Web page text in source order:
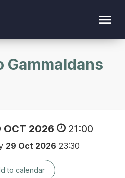
Gammaldans
OCT 2026 21:00
29 Oct 2026 23:30
to calendar